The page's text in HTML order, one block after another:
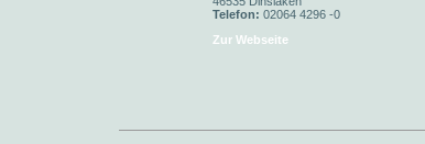
Telefon: 02064 4296 -0
Zur Webseite